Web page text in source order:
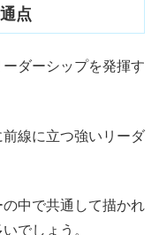
点
ダーシップを発揮す
線に立つ強いリーダ
中で共通して描かれ
でしょう。